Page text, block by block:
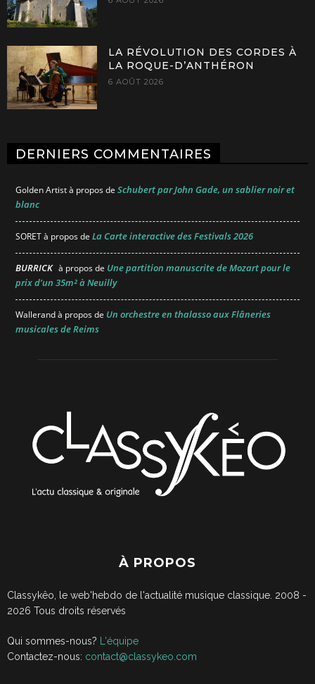
LA RÉVOLUTION DES CORDES À
LA ROQUE-D’ANTHÉRON
6 AOÛT 2026
DERNIERS COMMENTAIRES
Golden Artistà propos de Schubert par John Gade, un sablier noir et
blanc
SORETà propos de La Carte interactive des Festivals 2026
BURRICK à propos de Une partition manuscrite de Mozart pour le
prix d’un 35m² à Neuilly
Wallerandà propos de Un orchestre en thalasso aux Flâneries
musicales de Reims
À PROPOS
Classykêo, le web'hebdo de l'actualité musique classique. 2008 -
2026 Tous droits réservés
Qui sommes-nous?
L'équipe
Contactez-nous: contact@classykeo.com